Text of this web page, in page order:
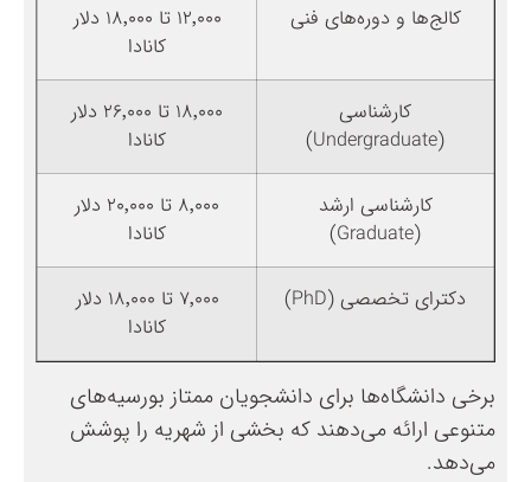
کالج‌ها و دوره‌های فنی
۱۲٬۰۰۰ تا ۱۸٬۰۰۰ دلار
کانادا
کارشناسی
(Undergraduate)
۱۸٬۰۰۰ تا ۲۶٬۰۰۰ دلار
کانادا
کارشناسی ارشد
(Graduate)
۸٬۰۰۰ تا ۲۰٬۰۰۰ دلار
کانادا
دکترای تخصصی (PhD)
۷٬۰۰۰ تا ۱۸٬۰۰۰ دلار
کانادا
برخی دانشگاه‌ها برای دانشجویان ممتاز بورسیه‌های
متنوعی ارائه می‌دهند که بخشی از شهریه را پوشش
می‌دهد.